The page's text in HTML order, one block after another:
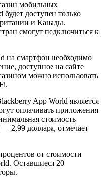
мобильных
доступен только
и Канады.
смогут подключиться к
на смартфон необходимо
доступное на сайте
можно использовать
App World является
оплачивать приложения
стоимость
2,99 доллара, отмечает
от стоимости
Оставшиеся 20